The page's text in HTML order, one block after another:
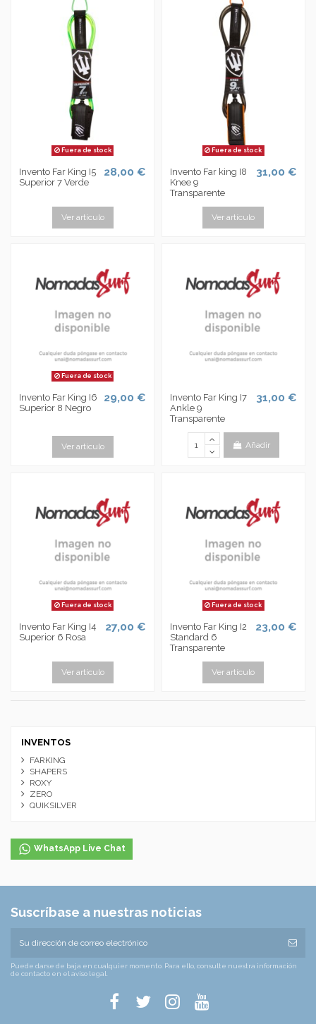
Fuera de stock
Invento Far King I5
Superior 7 Verde
28,00 €
Ver artículo
Fuera de stock
Invento Far king I8
Knee 9
Transparente
31,00 €
Ver artículo
Fuera de stock
Invento Far King I6
Superior 8 Negro
29,00 €
Ver artículo
Invento Far King I7
Ankle 9
Transparente
31,00 €
Añadir
Fuera de stock
Invento Far King I4
Superior 6 Rosa
27,00 €
Ver artículo
Fuera de stock
Invento Far King I2
Standard 6
Transparente
23,00 €
Ver artículo
INVENTOS
FARKING
SHAPERS
ROXY
ZERO
QUIKSILVER
WhatsApp Live Chat
Suscríbase a nuestras noticias
Puede darse de baja en cualquier momento. Para ello, consulte nuestra información
de contacto en el aviso legal.